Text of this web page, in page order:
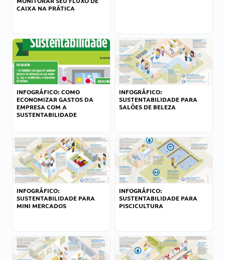
CAIXA NA PRÁTICA
INFOGRÁFICO: COMO
ECONOMIZAR GASTOS DA
EMPRESA COM A
SUSTENTABILIDADE
INFOGRÁFICO:
SUSTENTABILIDADE PARA
SALÕES DE BELEZA
INFOGRÁFICO:
SUSTENTABILIDADE PARA
MINI MERCADOS
INFOGRÁFICO:
SUSTENTABILIDADE PARA
PISCICULTURA